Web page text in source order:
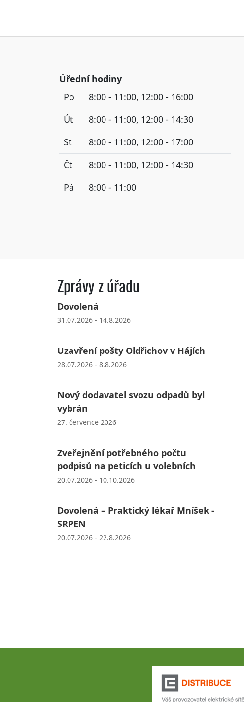
Úřední hodiny
Po
8:00 - 11:00, 12:00 - 16:00
Út
8:00 - 11:00, 12:00 - 14:30
St
8:00 - 11:00, 12:00 - 17:00
Čt
8:00 - 11:00, 12:00 - 14:30
Pá
8:00 - 11:00
Zprávy z úřadu
Dovolená
31.07.2026 - 14.8.2026
Uzavření pošty Oldřichov v Hájích
28.07.2026 - 8.8.2026
Nový dodavatel svozu odpadů byl
vybrán
27. července 2026
Zveřejnění potřebného počtu
podpisů na peticích u volebních
20.07.2026 - 10.10.2026
Dovolená – Praktický lékař Mníšek -
SRPEN
20.07.2026 - 22.8.2026